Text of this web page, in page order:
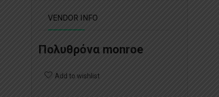
VENDOR INFO
Πολυθρόνα monroe
Add to wishlist